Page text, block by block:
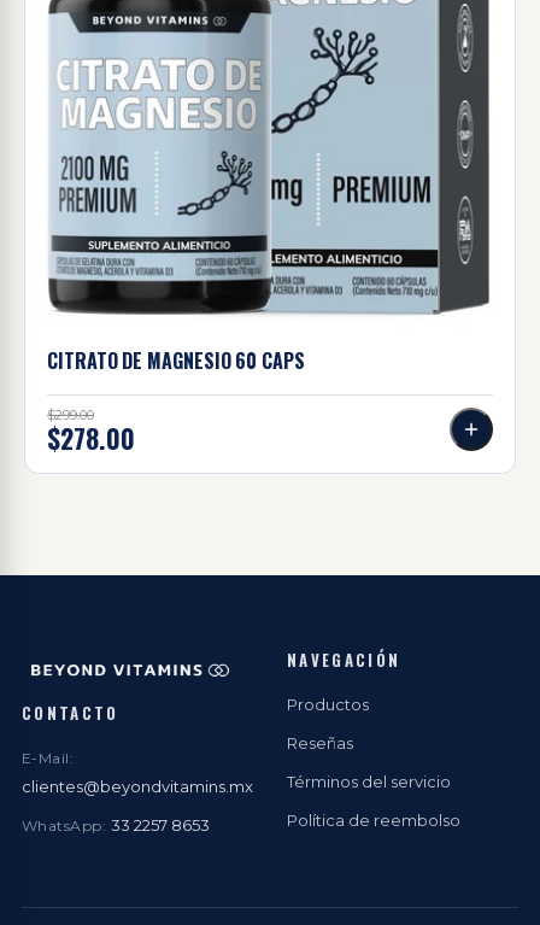
CITRATO DE MAGNESIO 60 CAPS
$299.00
$278.00
CONTACTO
E-Mail:
clientes@beyondvitamins.mx
WhatsApp: 33 2257 8653
NAVEGACIÓN
Productos
Reseñas
Términos del servicio
Política de reembolso